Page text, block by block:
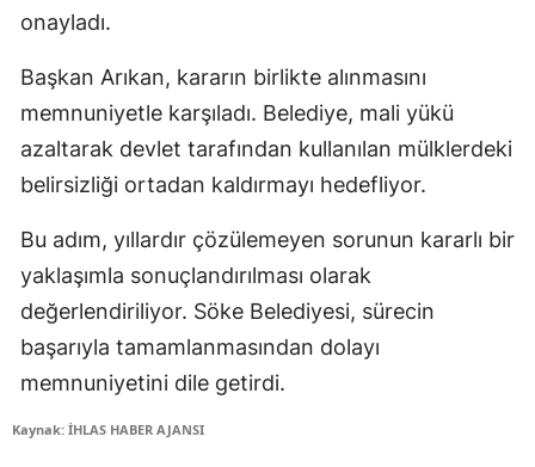
onayladı.
Başkan Arıkan, kararın birlikte alınmasını
memnuniyetle karşıladı. Belediye, mali yükü
azaltarak devlet tarafından kullanılan mülklerdeki
belirsizliği ortadan kaldırmayı hedefliyor.
Bu adım, yıllardır çözülemeyen sorunun kararlı bir
yaklaşımla sonuçlandırılması olarak
değerlendiriliyor. Söke Belediyesi, sürecin
başarıyla tamamlanmasından dolayı
memnuniyetini dile getirdi.
Kaynak: İHLAS HABER AJANSI